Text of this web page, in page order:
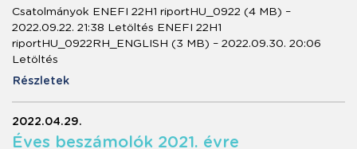
Csatolmányok ENEFI 22H1 riportHU_0922 (4 MB) –
2022.09.22. 21:38 Letöltés ENEFI 22H1
riportHU_0922RH_ENGLISH (3 MB) – 2022.09.30. 20:06
Letöltés
Részletek
2022.04.29.
Éves beszámolók 2021. évre